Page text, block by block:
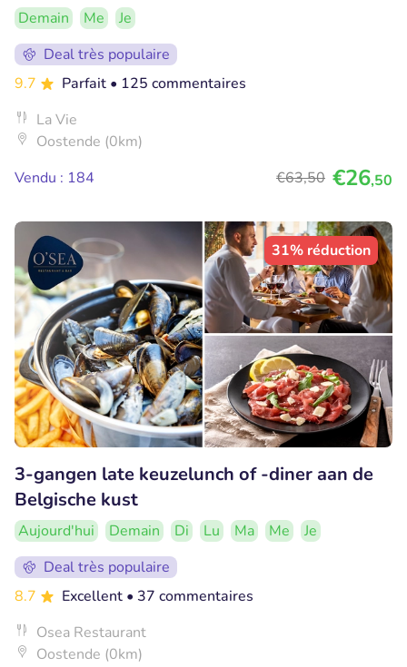
Demain Me
Je
Deal très populaire
9.7
Parfait • 125 commentaires
La Vie
Oostende (0km)
Vendu : 184
€63,50 €26,50
31% réduction
3-gangen late keuzelunch of -diner aan de
Belgische kust
Aujourd'hui Demain Di Lu Ma Me
Je
Deal très populaire
8.7
Excellent • 37 commentaires
Osea Restaurant
Oostende (0km)